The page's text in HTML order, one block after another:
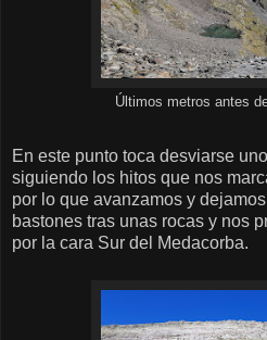
Últimos metros antes
En este punto toca desviarse
siguiendo los hitos que nos
por lo que avanzamos y
bastones tras unas rocas y nos
por la cara Sur del Medacorba.